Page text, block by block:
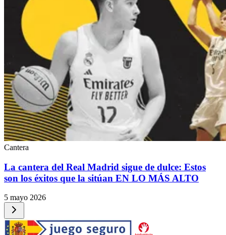
Cantera
La cantera del Real Madrid sigue de dulce: Estos
son los éxitos que la sitúan EN LO MÁS ALTO
5 mayo 2026